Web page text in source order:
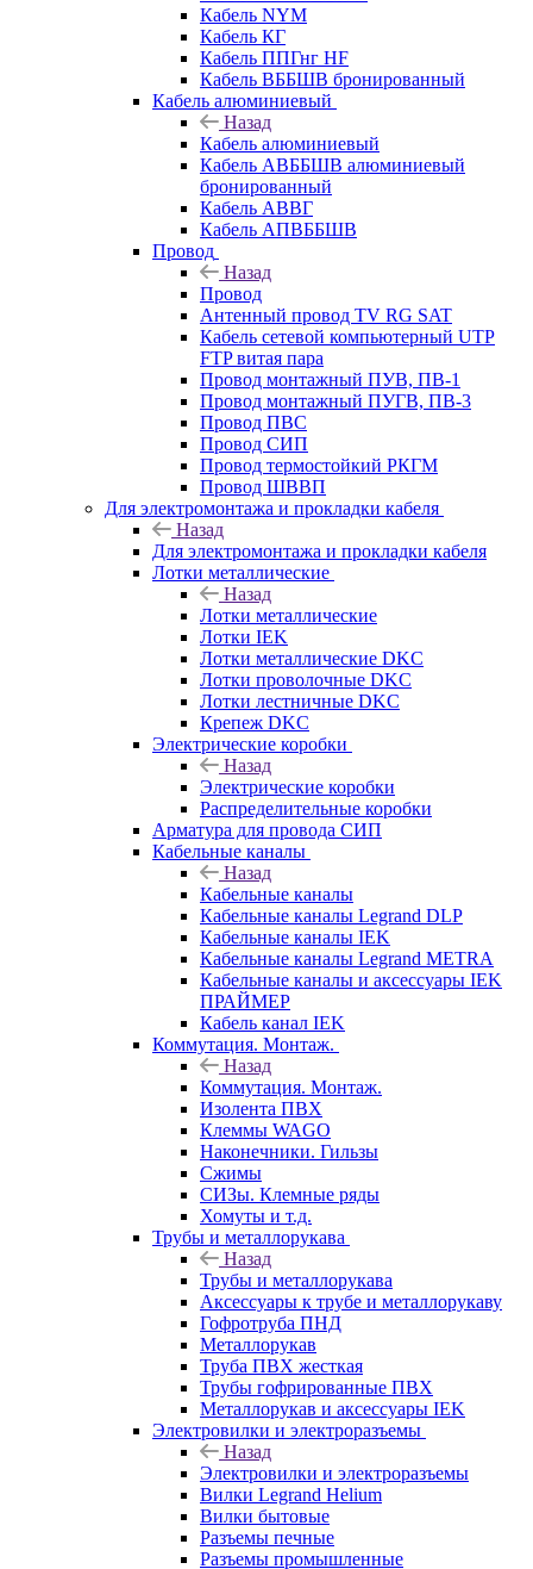
Кабель NYM
Кабель КГ
Кабель ППГнг HF
Кабель ВББШВ бронированный
Кабель алюминиевый
Назад
Кабель алюминиевый
Кабель АВББШВ алюминиевый
бронированный
Кабель АВВГ
Кабель АПВББШВ
Провод
Назад
Провод
Антенный провод TV RG SAT
Кабель сетевой компьютерный UTP
FTP витая пара
Провод монтажный ПУВ, ПВ-1
Провод монтажный ПУГВ, ПВ-3
Провод ПВС
Провод СИП
Провод термостойкий РКГМ
Провод ШВВП
Для электромонтажа и прокладки кабеля
Назад
Для электромонтажа и прокладки кабеля
Лотки металлические
Назад
Лотки металлические
Лотки IEK
Лотки металлические DKC
Лотки проволочные DKC
Лотки лестничные DKC
Крепеж DKC
Электрические коробки
Назад
Электрические коробки
Распределительные коробки
Арматура для провода СИП
Кабельные каналы
Назад
Кабельные каналы
Кабельные каналы Legrand DLP
Кабельные каналы IEK
Кабельные каналы Legrand METRA
Кабельные каналы и аксессуары IEK
ПРАЙМЕР
Кабель канал IEK
Коммутация. Монтаж.
Назад
Коммутация. Монтаж.
Изолента ПВХ
Клеммы WAGO
Наконечники. Гильзы
Сжимы
СИЗы. Клемные ряды
Хомуты и т.д.
Трубы и металлорукава
Назад
Трубы и металлорукава
Аксессуары к трубе и металлорукаву
Гофротруба ПНД
Металлорукав
Труба ПВХ жесткая
Трубы гофрированные ПВХ
Металлорукав и аксессуары IEK
Электровилки и электроразъемы
Назад
Электровилки и электроразъемы
Вилки Legrand Helium
Вилки бытовые
Разъемы печные
Разъемы промышленные